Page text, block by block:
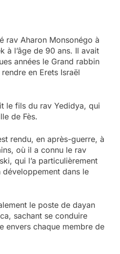
rav Aharon Monsonégo à
à l’âge de 90 ans. Il avait
années le Grand rabbin
en Erets Israël
le fils du rav Yedidya, qui
de Fès.
rendu, en après-guerre, à
où il a connu le rav
qui l’a particulièrement
dans le
le poste de dayan
sachant se conduire
envers chaque membre de